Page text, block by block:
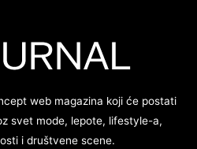
web magazina koji će postati
svet mode, lepote, lifestyle-a,
i društvene scene.